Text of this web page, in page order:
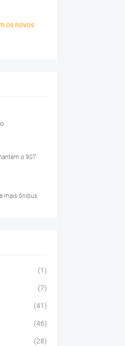
os novos
o 907
mais ônibus
(1)
(7)
(41)
(46)
(28)